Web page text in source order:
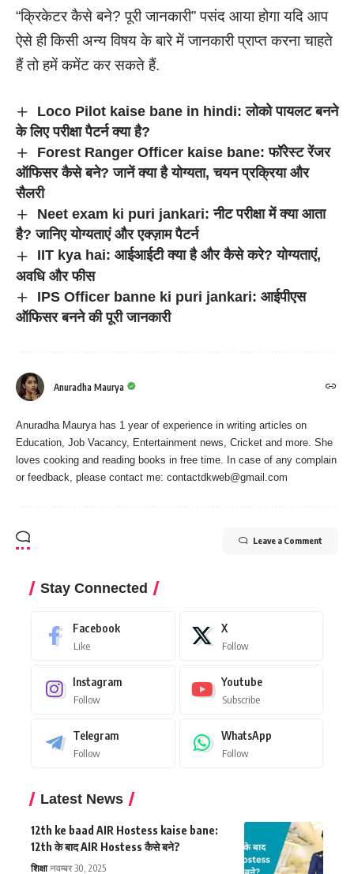
“क्रिकेटर कैसे बने? पूरी जानकारी” पसंद आया होगा यदि आप
ऐसे ही किसी अन्य विषय के बारे में जानकारी प्राप्त करना चाहते
हैं तो हमें कमेंट कर सकते हैं.
Loco Pilot kaise bane in hindi: लोको पायलट बनने
के लिए परीक्षा पैटर्न क्या है?
Forest Ranger Officer kaise bane: फॉरेस्ट रेंजर
ऑफिसर कैसे बने? जानें क्या है योग्यता, चयन प्रक्रिया और
सैलरी
Neet exam ki puri jankari: नीट परीक्षा में क्या आता
है? जानिए योग्यताएं और एक्ज़ाम पैटर्न
IIT kya hai: आईआईटी क्या है और कैसे करे? योग्यताएं,
अवधि और फीस
IPS Officer banne ki puri jankari: आईपीएस
ऑफिसर बनने की पूरी जानकारी
Anuradha Maurya
Anuradha Maurya has 1 year of experience in writing articles on
Education, Job Vacancy, Entertainment news, Cricket and more. She
loves cooking and reading books in free time. In case of any complain
or feedback, please contact me: contactdkweb@gmail.com
Leave a Comment
Stay Connected
Facebook
Like
X
Follow
Instagram
Follow
Youtube
Subscribe
Telegram
Follow
WhatsApp
Follow
Latest News
12th ke baad AIR Hostess kaise bane:
12th के बाद AIR Hostess कैसे बने?
शिक्षा नवम्बर 30, 2025